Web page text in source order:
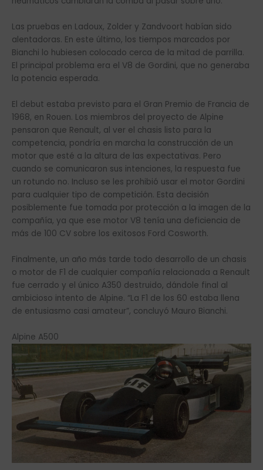
Las pruebas en Ladoux, Zolder y Zandvoort habían sido
alentadoras. En este último, los tiempos marcados por
Bianchi lo hubiesen colocado cerca de la mitad de parrilla.
El principal problema era el V8 de Gordini, que no generaba
la potencia esperada.
El debut estaba previsto para el Gran Premio de Francia de
1968, en Rouen. Los miembros del proyecto de Alpine
pensaron que Renault, al ver el chasis listo para la
competencia, pondría en marcha la construcción de un
motor que esté a la altura de las expectativas. Pero
cuando se comunicaron sus intenciones, la respuesta fue
un rotundo no. Incluso se les prohibió usar el motor Gordini
para cualquier tipo de competición. Esta decisión
posiblemente fue tomada por protección a la imagen de la
compañía, ya que ese motor V8 tenía una deficiencia de
más de 100 CV sobre los exitosos Ford Cosworth.
Finalmente, un año más tarde todo desarrollo de un chasis
o motor de F1 de cualquier compañía relacionada a Renault
fue cerrado y el único A350 destruido, dándole final al
ambicioso intento de Alpine. “La F1 de los 60 estaba llena
de entusiasmo casi amateur”, concluyó Mauro Bianchi.
Alpine A500